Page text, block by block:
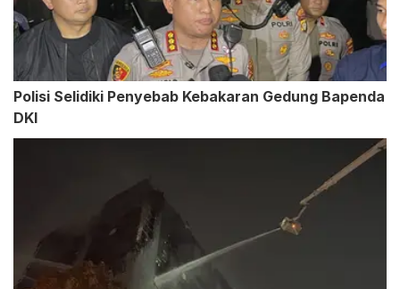
Polisi Selidiki Penyebab Kebakaran Gedung Bapenda
DKI